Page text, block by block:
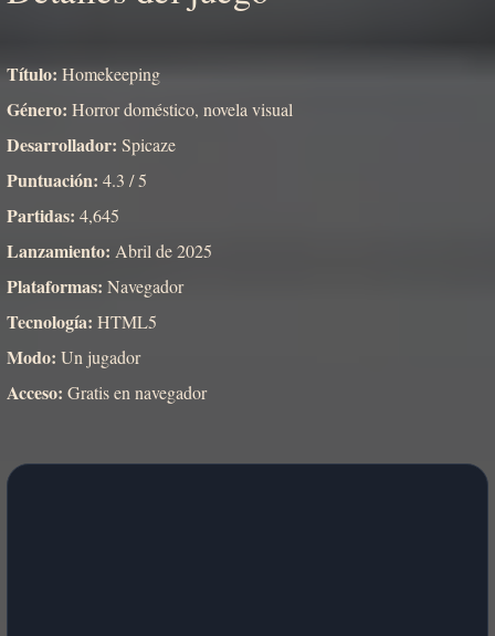
Título: Homekeeping
Género: Horror doméstico, novela visual
Desarrollador: Spicaze
Puntuación: 4.3 / 5
Partidas: 4,645
Lanzamiento: Abril de 2025
Plataformas: Navegador
Tecnología: HTML5
Modo: Un jugador
Acceso: Gratis en navegador